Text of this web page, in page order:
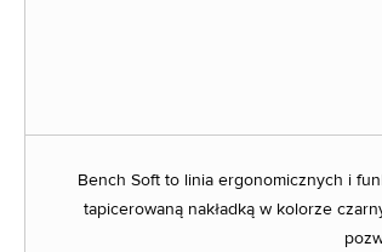
Bench Soft to linia ergonomicznych i
tapicerowaną nakładką w kolorze